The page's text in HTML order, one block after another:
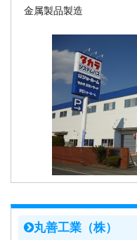
金属製品製造
丸善工業（株）